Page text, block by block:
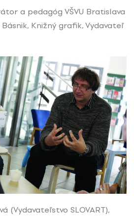
a pedagóg VŠVU Bratislava
Knižný grafik, Vydavateľ
(Vydavateľstvo SLOVART),